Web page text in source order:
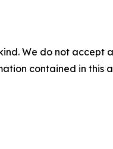
We do not
contained in this